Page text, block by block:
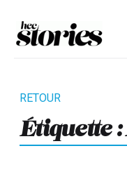
Étiquette :